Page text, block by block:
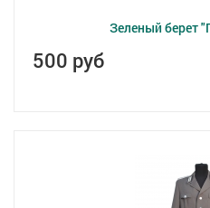
Зеленый берет
500 руб